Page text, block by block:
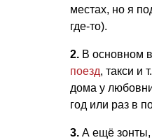
местах, но я
где-то).
2. В основном
поезд, такси и
дома у
год или раз в
3. А ещё зонты,